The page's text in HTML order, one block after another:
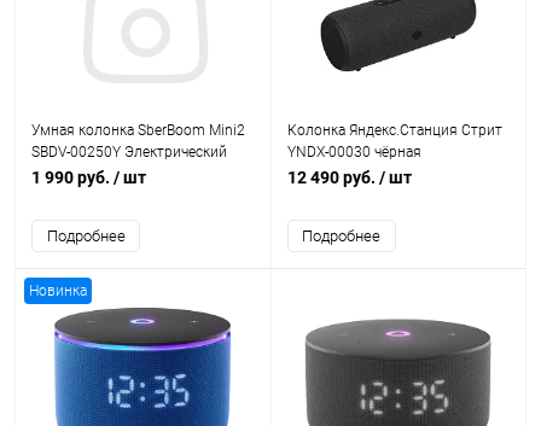
Умная колонка SberBoom Mini2
SBDV-00250Y Электрический
жёлтый
1 990 руб. / шт
Подробнее
Колонка Яндекс.Станция Стрит
YNDX-00030 чёрная
12 490 руб. / шт
Подробнее
Новинка